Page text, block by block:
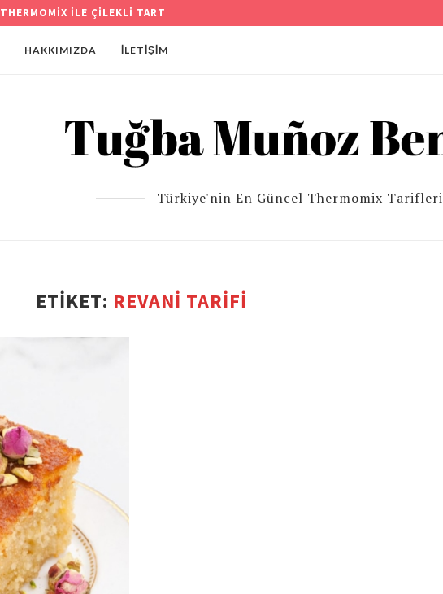
THERMOMİX İLE KÖSTEBEK PASTA TARİFİ
HAKKIMIZDA İLETIŞIM
Türkiye'nin En Güncel Thermomix Tarifleri
ETIKET: REVANI TARIFI